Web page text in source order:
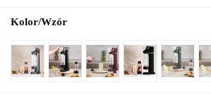
Kolor/Wzór